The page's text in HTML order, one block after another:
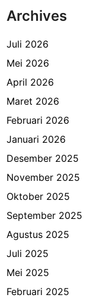
Archives
Juli 2026
Mei 2026
April 2026
Maret 2026
Februari 2026
Januari 2026
Desember 2025
November 2025
Oktober 2025
September 2025
Agustus 2025
Juli 2025
Mei 2025
Februari 2025